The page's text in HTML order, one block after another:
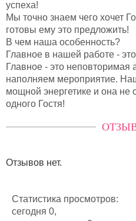
успеха!
Мы точно знаем чего хочет
готовы ему это предложить!
В чем наша особенность?
Главное в нашей работе -
Главное - это
наполняем мероприятие.
мощной энергетике и она не
одного Гостя!
Отзывов нет.
Статистика просмотров:
сегодня 0,